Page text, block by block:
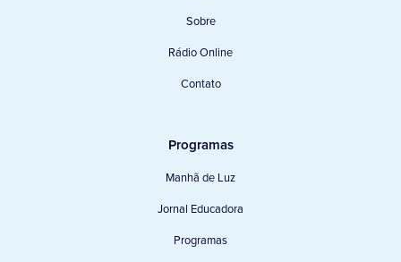
Sobre
Rádio Online
Contato
Programas
Manhã de Luz
Jornal Educadora
Programas